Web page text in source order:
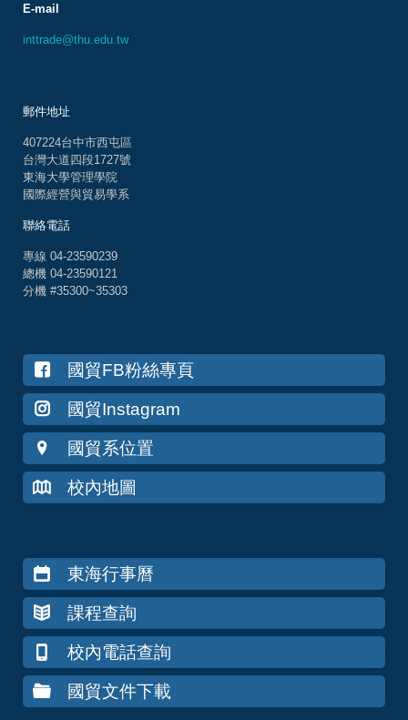
E-mail
inttrade@thu.edu.tw
郵件地址
407224台中市西屯區
台灣大道四段1727號
東海大學管理學院
國際經營與貿易學系
聯絡電話
專線 04-23590239
總機 04-23590121
分機 #35300~35303
國貿FB粉絲專頁
國貿Instagram
國貿系位置
校內地圖
東海行事曆
課程查詢
校內電話查詢
國貿文件下載